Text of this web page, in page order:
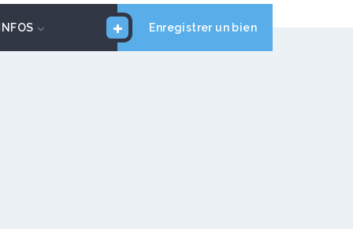
Enregistrer un bien
INFOS